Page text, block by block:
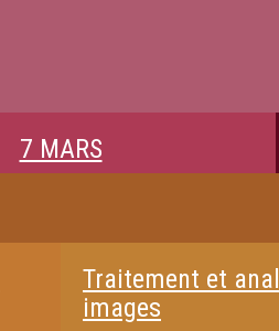
7 MARS
Traitement et
images